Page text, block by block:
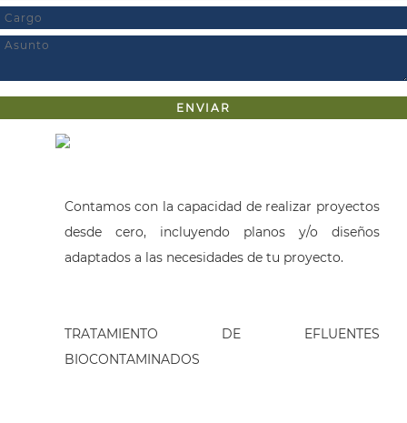
Contamos con la capacidad de realizar proyectos
desde cero, incluyendo planos y/o diseños
adaptados a las necesidades de tu proyecto.
TRATAMIENTO DE EFLUENTES
BIOCONTAMINADOS